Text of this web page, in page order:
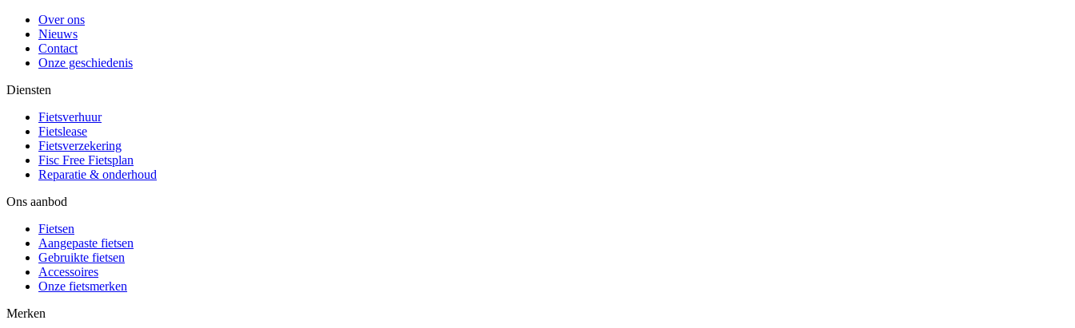
Over ons
Nieuws
Contact
Onze geschiedenis
Diensten
Fietsverhuur
Fietslease
Fietsverzekering
Fisc Free Fietsplan
Reparatie & onderhoud
Ons aanbod
Fietsen
Aangepaste fietsen
Gebruikte fietsen
Accessoires
Onze fietsmerken
Merken